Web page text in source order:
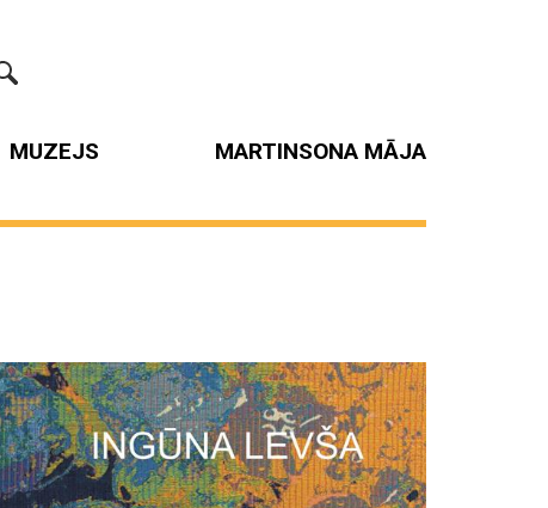
MUZEJS MARTINSONA MĀJA